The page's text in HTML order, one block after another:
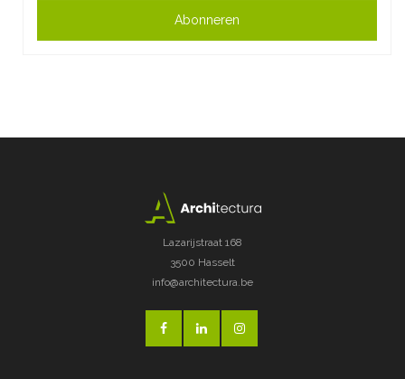
Abonneren
Lazarijstraat 168
3500 Hasselt
info@architectura.be